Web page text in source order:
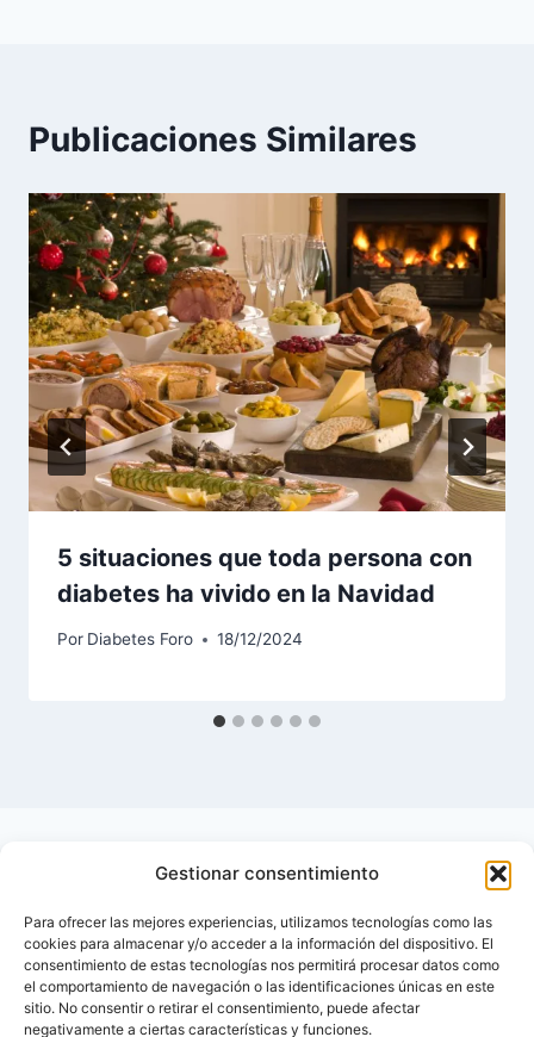
Gestionar consentimiento
Para ofrecer las mejores experiencias, utilizamos tecnologías como las
cookies para almacenar y/o acceder a la información del dispositivo. El
consentimiento de estas tecnologías nos permitirá procesar datos como
el comportamiento de navegación o las identificaciones únicas en este
sitio. No consentir o retirar el consentimiento, puede afectar
negativamente a ciertas características y funciones.
Publicaciones Similares
5 situaciones que toda persona con
diabetes ha vivido en la Navidad
Por Diabetes Foro 18/12/2024